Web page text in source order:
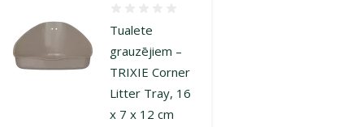
Tualete
grauzējiem –
TRIXIE Corner
Litter Tray, 16
x 7 x 12 cm